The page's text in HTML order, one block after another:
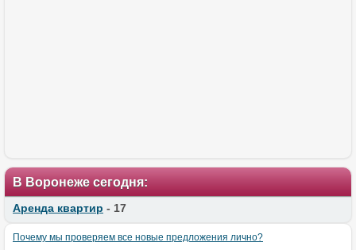
В Воронеже сегодня:
Аренда квартир - 17
Почему мы проверяем все новые предложения лично?